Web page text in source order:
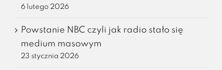
6 lutego 2026
Powstanie NBC czyli jak radio stało się
medium masowym
23 stycznia 2026